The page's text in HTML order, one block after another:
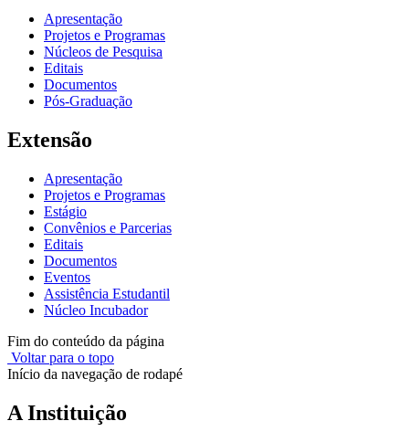
Apresentação
Projetos e Programas
Núcleos de Pesquisa
Editais
Documentos
Pós-Graduação
Extensão
Apresentação
Projetos e Programas
Estágio
Convênios e Parcerias
Editais
Documentos
Eventos
Assistência Estudantil
Núcleo Incubador
Fim do conteúdo da página
Voltar para o topo
Início da navegação de rodapé
A Instituição